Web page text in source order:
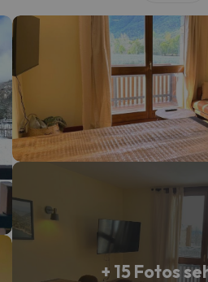
sein.
+ 15 Fotos